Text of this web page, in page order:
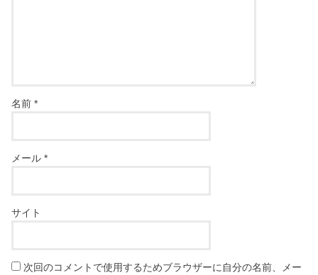
名前*
メール*
サイト
次回のコメントで使用するためブラウザーに自分の名前、メー